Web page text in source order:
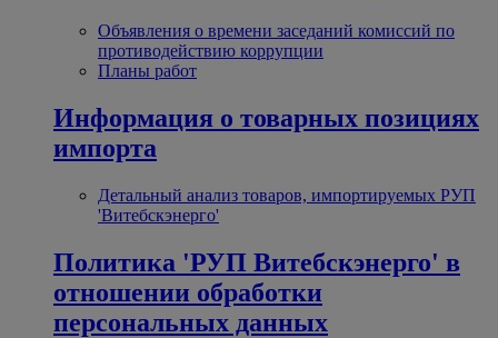
Объявления о времени заседаний комиссий по
противодействию коррупции
Планы работ
Информация о товарных позициях
импорта
Детальный анализ товаров, импортируемых РУП
'Витебскэнерго'
Политика 'РУП Витебскэнерго' в
отношении обработки
персональных данных